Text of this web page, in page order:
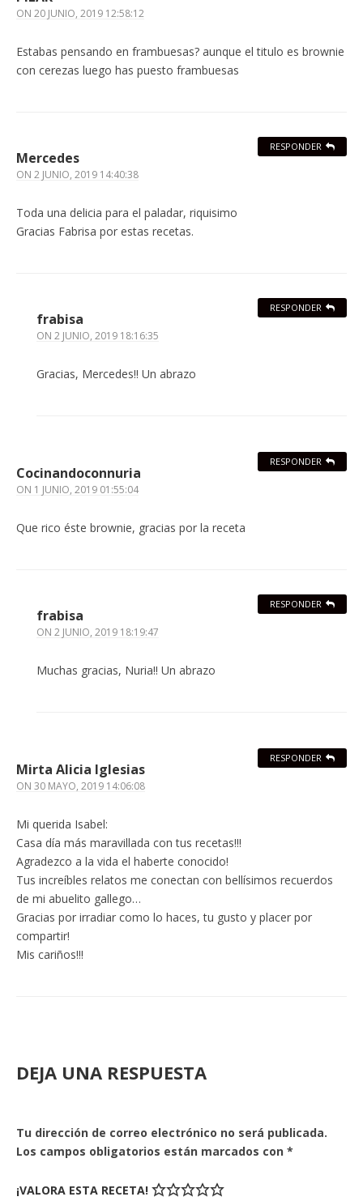
ON 20 JUNIO, 2019 12:58:12
Estabas pensando en frambuesas? aunque el titulo es brownie
con cerezas luego has puesto frambuesas
Mercedes
ON 2 JUNIO, 2019 14:40:38
Toda una delicia para el paladar, riquisimo
Gracias Fabrisa por estas recetas.
RESPONDER
frabisa
ON 2 JUNIO, 2019 18:16:35
Gracias, Mercedes!! Un abrazo
RESPONDER
Cocinandoconnuria
ON 1 JUNIO, 2019 01:55:04
Que rico éste brownie, gracias por la receta
RESPONDER
frabisa
ON 2 JUNIO, 2019 18:19:47
Muchas gracias, Nuria!! Un abrazo
RESPONDER
Mirta Alicia Iglesias
ON 30 MAYO, 2019 14:06:08
Mi querida Isabel:
Casa día más maravillada con tus recetas!!!
Agradezco a la vida el haberte conocido!
Tus increíbles relatos me conectan con bellísimos recuerdos
de mi abuelito gallego…
Gracias por irradiar como lo haces, tu gusto y placer por
compartir!
Mis cariños!!!
RESPONDER
DEJA UNA RESPUESTA
Tu dirección de correo electrónico no será publicada.
Los campos obligatorios están marcados con *
¡VALORA ESTA RECETA!